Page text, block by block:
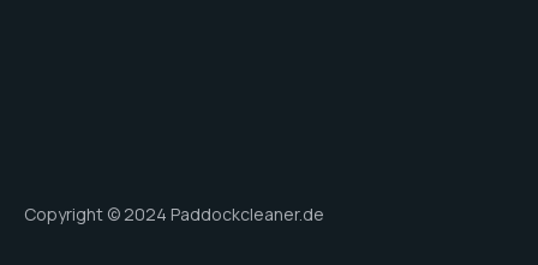
Copyright © 2024 Paddockcleaner.de